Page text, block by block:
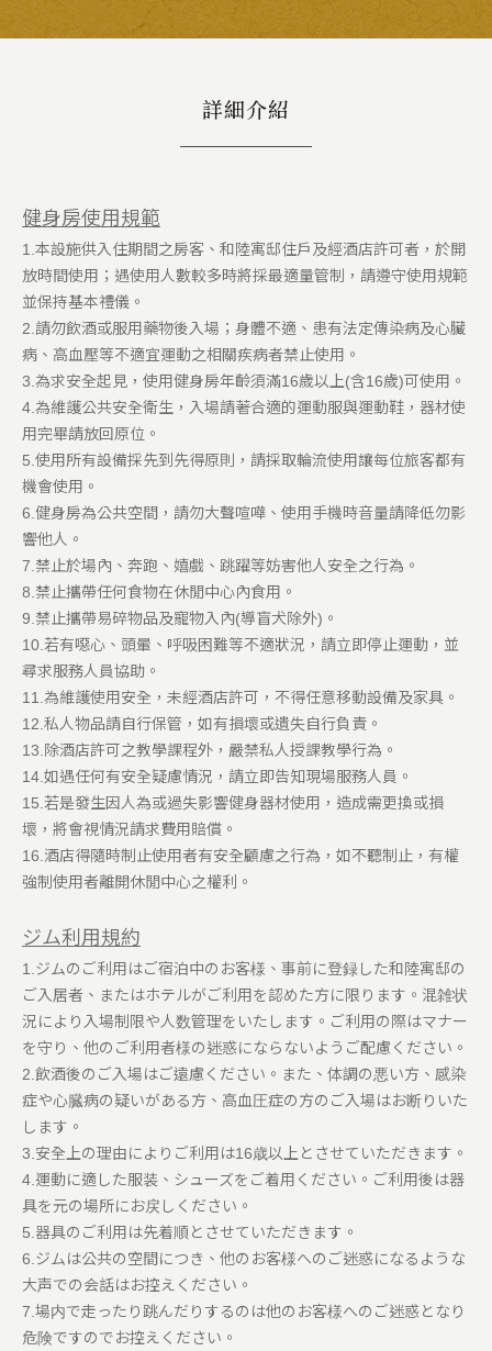
詳細介紹
健身房使用規範
1.本設施供入住期間之房客、和陸寓邸住戶及經酒店許可者，於開
放時間使用；遇使用人數較多時將採最適量管制，請遵守使用規範
並保持基本禮儀。
2.請勿飲酒或服用藥物後入場；身體不適、患有法定傳染病及心臟
病、高血壓等不適宜運動之相關疾病者禁止使用。
3.為求安全起見，使用健身房年齡須滿16歲以上(含16歲)可使用。
4.為維護公共安全衛生，入場請著合適的運動服與運動鞋，器材使
用完畢請放回原位。
5.使用所有設備採先到先得原則，請採取輪流使用讓每位旅客都有
機會使用。
6.健身房為公共空間，請勿大聲喧嘩、使用手機時音量請降低勿影
響他人。
7.禁止於場內、奔跑、嬉戲、跳躍等妨害他人安全之行為。
8.禁止攜帶任何食物在休閒中心內食用。
9.禁止攜帶易碎物品及寵物入內(導盲犬除外)。
10.若有噁心、頭暈、呼吸困難等不適狀況，請立即停止運動，並
尋求服務人員協助。
11.為維護使用安全，未經酒店許可，不得任意移動設備及家具。
12.私人物品請自行保管，如有損壞或遺失自行負責。
13.除酒店許可之教學課程外，嚴禁私人授課教學行為。
14.如遇任何有安全疑慮情況，請立即告知現場服務人員。
15.若是發生因人為或過失影響健身器材使用，造成需更換或損
壞，將會視情況請求費用賠償。
16.酒店得隨時制止使用者有安全顧慮之行為，如不聽制止，有權
強制使用者離開休閒中心之權利。
ジム利用規約
1.ジムのご利用はご宿泊中のお客様、事前に登録した和陸寓邸の
ご入居者、またはホテルがご利用を認めた方に限ります。混雑状
況により入場制限や人数管理をいたします。ご利用の際はマナー
を守り、他のご利用者様の迷惑にならないようご配慮ください。
2.飲酒後のご入場はご遠慮ください。また、体調の悪い方、感染
症や心臓病の疑いがある方、高血圧症の方のご入場はお断りいた
します。
3.安全上の理由によりご利用は16歳以上とさせていただきます。
4.運動に適した服装、シューズをご着用ください。ご利用後は器
具を元の場所にお戻しください。
5.器具のご利用は先着順とさせていただきます。
6.ジムは公共の空間につき、他のお客様へのご迷惑になるような
大声での会話はお控えください。
7.場内で走ったり跳んだりするのは他のお客様へのご迷惑となり
危険ですのでお控えください。